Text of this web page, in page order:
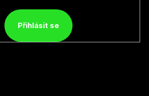
Přihlásit se